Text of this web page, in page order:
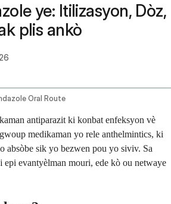
ye: Itilizasyon, Dòz,
plis ankò
Oral Route
antiparazit ki konbat enfeksyon vè
medikaman yo rele anthelmintics, ki
absòbe sik yo bezwen pou yo siviv. Sa
epi evantyèlman mouri, ede kò ou netwaye